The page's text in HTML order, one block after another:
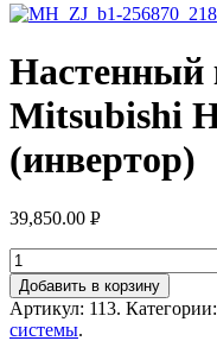
Настенный
Mitsubishi
(инвертор)
39,850.00 Р
Добавить в корзину
Артикул: 113. Категории:
системы.